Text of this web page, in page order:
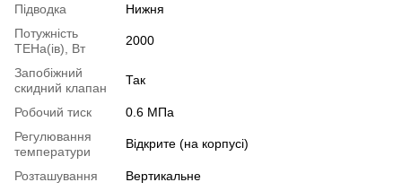
Підводка
Нижня
Потужність
ТЕНа(ів), Вт
2000
Запобіжний
скидний клапан
Так
Робочий тиск
0.6 МПа
Регулювання
температури
Відкрите (на корпусі)
Розташування
Вертикальне